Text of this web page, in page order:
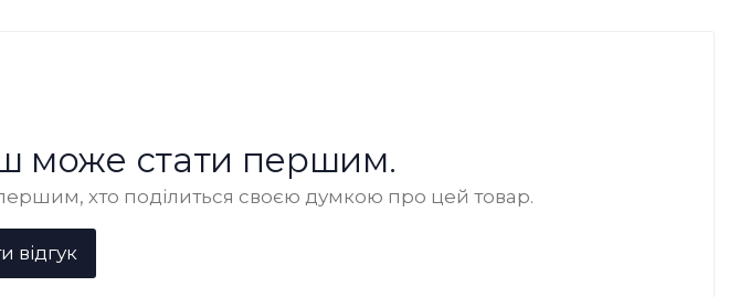
може стати першим.
хто поділиться своєю думкою про цей товар.